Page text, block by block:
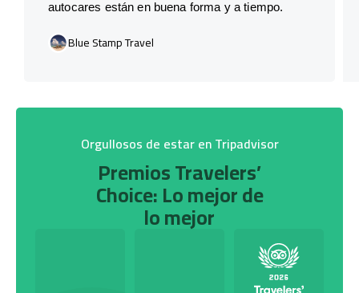
autocares están en buena forma y a tiempo.
Blue Stamp Travel
Orgullosos de estar en Tripadvisor
Premios Travelers’
Choice: Lo mejor de
lo mejor